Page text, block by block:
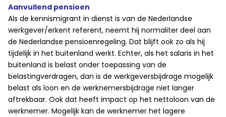
Aanvullend pensioen
Als de kennismigrant in dienst is van de Nederlandse
werkgever/erkent referent, neemt hij normaliter deel aan
de Nederlandse pensioenregeling. Dat blijft ook zo als hij
tijdelijk in het buitenland werkt. Echter, als het salaris in het
buitenland is belast onder toepassing van de
belastingverdragen, dan is de werkgeversbijdrage mogelijk
belast als loon en de werknemersbijdrage niet langer
aftrekbaar. Ook dat heeft impact op het nettoloon van de
werknemer. Mogelijk kan de werknemer het lagere